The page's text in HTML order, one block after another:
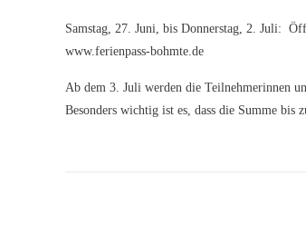
Samstag, 27. Juni, bis Donnerstag, 2. Juli:
www.ferienpass-bohmte.de
Ab dem 3. Juli werden die Teilnehmerinnen
Besonders wichtig ist es, dass die Summe bis